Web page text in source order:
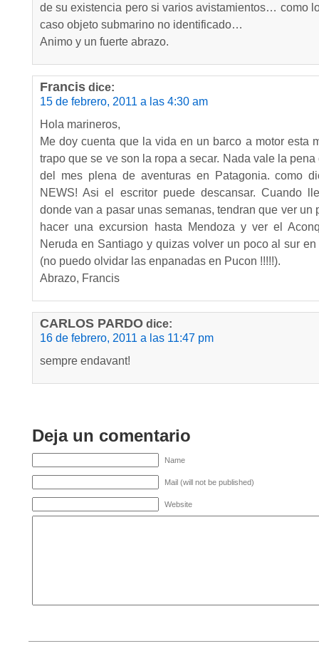
de su existencia pero si varios avistamientos… como
caso objeto submarino no identificado…
Animo y un fuerte abrazo.
Francis dice:
15 de febrero, 2011 a las 4:30 am
Hola marineros,
Me doy cuenta que la vida en un barco a motor esta
trapo que se ve son la ropa a secar. Nada vale la
del mes plena de aventuras en Patagonia. como
NEWS! Asi el escritor puede descansar. Cuando
donde van a pasar unas semanas, tendran que ver un
hacer una excursion hasta Mendoza y ver el
Neruda en Santiago y quizas volver un poco al sur
(no puedo olvidar las enpanadas en Pucon !!!!!).
Abrazo, Francis
CARLOS PARDO dice:
16 de febrero, 2011 a las 11:47 pm
sempre endavant!
Deja un comentario
Name
Mail (will not be published)
Website